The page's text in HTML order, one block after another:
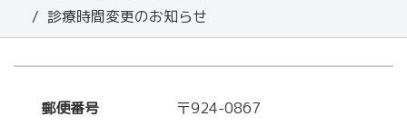
診療時間変更のお知らせ
郵便番号 〒924-0867